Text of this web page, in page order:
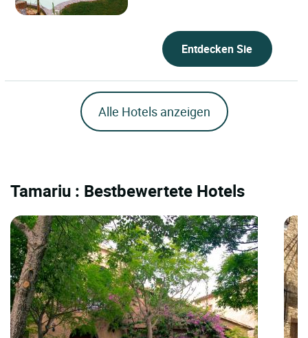
Entdecken Sie
Alle Hotels anzeigen
Tamariu : Bestbewertete Hotels